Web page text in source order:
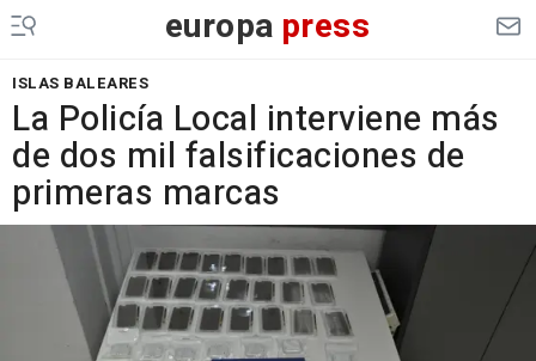
europa press
ISLAS BALEARES
La Policía Local interviene más
de dos mil falsificaciones de
primeras marcas